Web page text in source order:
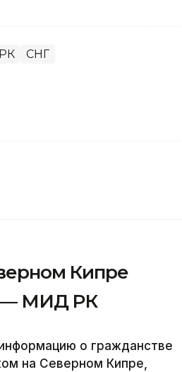
СНГ
Кипре
— МИД РК
о гражданстве
на Северном Кипре,